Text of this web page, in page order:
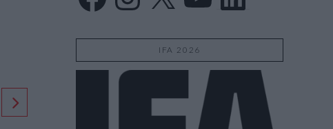
IFA 2026